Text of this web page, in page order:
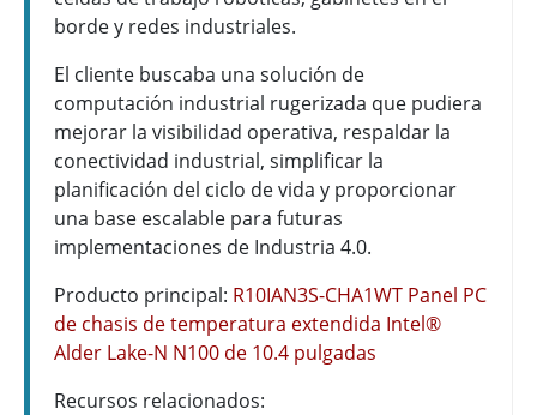
borde y redes industriales.
El cliente buscaba una solución de
computación industrial rugerizada que pudiera
mejorar la visibilidad operativa, respaldar la
conectividad industrial, simplificar la
planificación del ciclo de vida y proporcionar
una base escalable para futuras
implementaciones de Industria 4.0.
Producto principal: R10IAN3S-CHA1WT Panel PC
de chasis de temperatura extendida Intel®
Alder Lake-N N100 de 10.4 pulgadas
Recursos relacionados: